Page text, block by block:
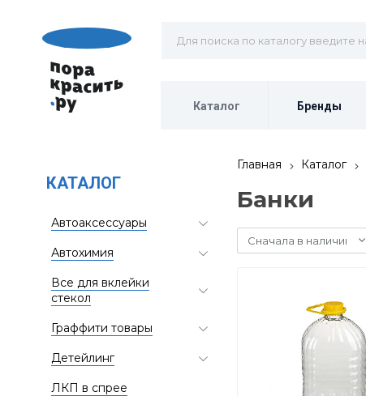
Каталог Бренды
КАТАЛОГ
Автоаксессуары
Автохимия
Все для вклейки
стекол
Граффити товары
Детейлинг
ЛКП в спрее
Главная Каталог
Банки
Сначала в наличии